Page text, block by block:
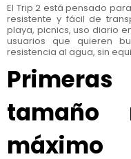
El Trip 2 está pensado
resistente y fácil de
playa, picnics, uso diario
usuarios que quieren
resistencia al agua, sin
tamaño
máximo